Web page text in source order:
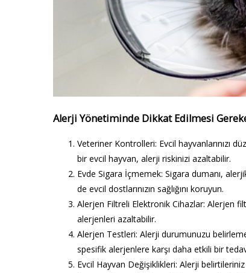
Alerji Yönetiminde Dikkat Edilmesi
Veteriner Kontrolleri: Evcil hayvanlarınızı
bir evcil hayvan, alerji riskinizi azaltabilir.
Evde Sigara İçmemek: Sigara dumanı,
de evcil dostlarınızın sağlığını koruyun.
Alerjen Filtreli Elektronik Cihazlar: Alerjen
alerjenleri azaltabilir.
Alerjen Testleri: Alerji durumunuzu
spesifik alerjenlere karşı daha etkili bir
Evcil Hayvan Değişiklikleri: Alerji